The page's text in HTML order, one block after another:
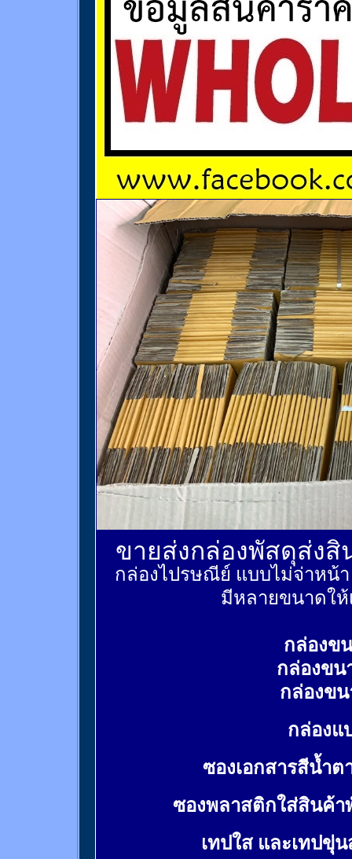
ขายส่งกล่องพัสดุส่ง
กล่องไปรษณีย์ แบบไม่จ่าหน้
มีหลายขนาดให้
กล่องข
กล่องขน
กล่องข
กล่องแ
ซองเอกสารสีน้ำต
ซองพลาสติกใส่สินค้า
เทปใส และเทปขุ่